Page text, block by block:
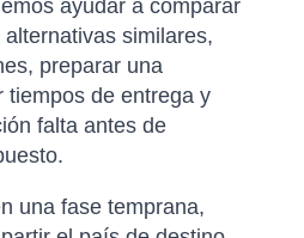
ayudar a comparar
similares,
preparar una
tiempos de entrega y
falta antes de
una fase temprana,